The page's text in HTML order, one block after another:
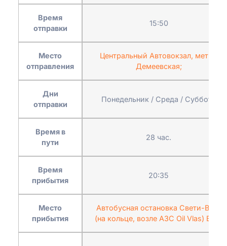
Время
отправки
Место
отправления
Дни
отправки
Время в
пути
Время
прибытия
Место
прибытия
15:50
Центральный Автовокзал, метро
Демеевская;
Понедельник / Среда / Суббота
28 час.
20:35
Автобусная остановка Свети-Влас
(на кольце, возле АЗС Oil Vlas) Влас